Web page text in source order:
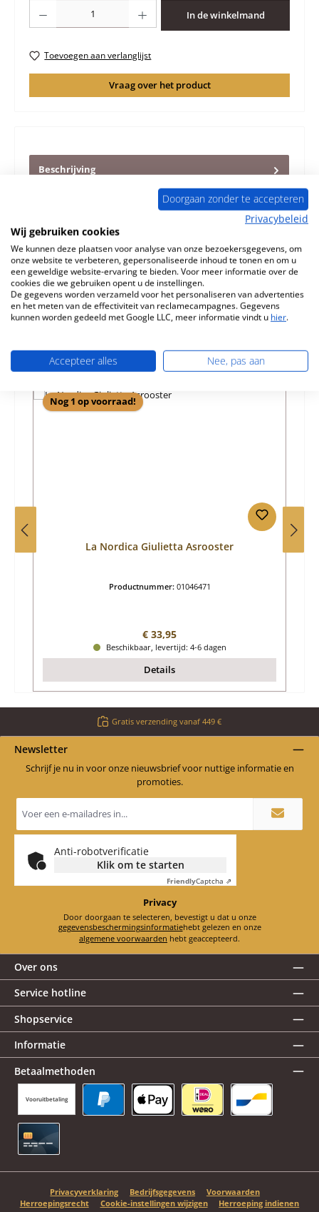
In de winkelmand
Toevoegen aan verlanglijst
Vraag over het product
Beschrijving
Origineel Verbrandingskamerdeur zwart voor de
Houtkachel La Nordica Giulietta La Nordica Giulietta
Eigenschappen
Informatie over productveiligheid
Productgalerij overslaan
Vergelijkbare producten
Nog 1 op voorraad!
La Nordica Giulietta Asrooster
Productnummer: 01046471
Normale prijs:
€ 33,95
Beschikbaar, levertijd: 4-6 dagen
Details
Gratis verzending vanaf 449 €
Newsletter
Schrijf je nu in voor onze nieuwsbrief voor nuttige informatie en
promoties.
mailadres
Anti-robotverificatie
Klik om te starten
FriendlyCaptcha ⇗
Privacy
Door doorgaan te selecteren, bevestigt u dat u onze
gegevensbeschermingsinformatie
hebt gelezen en onze
algemene voorwaarden hebt geaccepteerd.
Over ons
Service hotline
Shopservice
Informatie
Betaalmethoden
Vooruitbetaling
Privacyverklaring Bedrijfsgegevens
Voorwaarden
Herroepingsrecht
Cookie-instellingen wijzigen Herroeping indienen
Doorgaan zonder te accepteren
Privacybeleid
Wij gebruiken cookies
We kunnen deze plaatsen voor analyse van onze bezoekersgegevens, om
onze website te verbeteren, gepersonaliseerde inhoud te tonen en om u
een geweldige website-ervaring te bieden. Voor meer informatie over de
cookies die we gebruiken opent u de instellingen.
De gegevens worden verzameld voor het personaliseren van advertenties
en het meten van de effectiviteit van reclamecampagnes. Gegevens
kunnen worden gedeeld met Google LLC, meer informatie vindt u hier.
Accepteer alles Nee, pas aan